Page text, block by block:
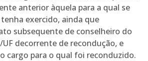
anterior àquela para a qual se
exercido, ainda que
subsequente de conselheiro do
UF decorrente de recondução, e
cargo para o qual foi reconduzido.